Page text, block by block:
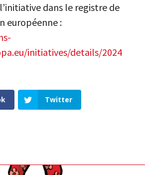
dans le registre de
européenne :
initiatives/details/2024
Twitter